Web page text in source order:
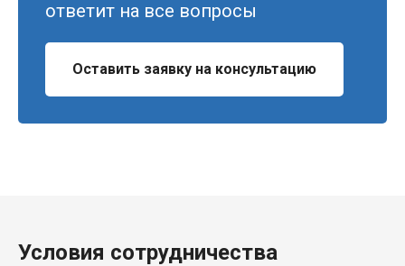
ответит на все вопросы
Оставить заявку на консультацию
Условия сотрудничества